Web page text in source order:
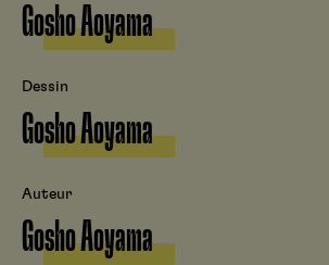
Gosho Aoyama
Dessin
Gosho Aoyama
Auteur
Gosho Aoyama